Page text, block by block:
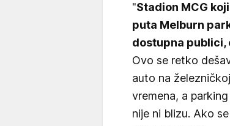
"Stadion MCG
puta Melburn
dostupna publici,
Ovo se retko
auto na
vremena, a
nije ni blizu. Ako